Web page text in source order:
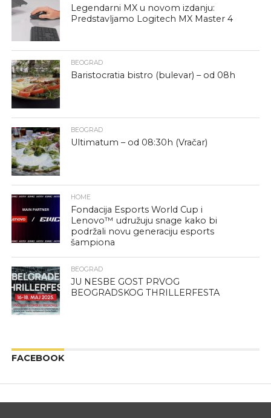
Legendarni MX u novom izdanju:
Predstavljamo Logitech MX Master 4
BEOGRAD
Baristocratia bistro (bulevar) – od 08h
BEOGRAD
Ultimatum – od 08:30h (Vračar)
HOME
Fondacija Esports World Cup i
Lenovo™ udružuju snage kako bi
podržali novu generaciju esports
šampiona
BEOGRAD
JU NESBE GOST PRVOG
BEOGRADSKOG THRILLERFESTA
FACEBOOK